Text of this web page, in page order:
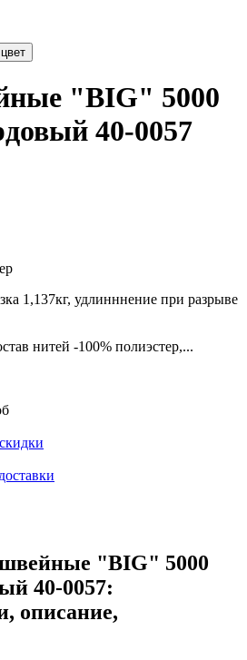
Выбрать другой цвет
"BIG" 5000
40-0057
1,137кг, удлинннение при разрыве
нитей -100% полиэстер,...
скидки
"BIG" 5000
40-0057:
описание,